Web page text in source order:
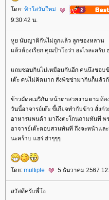
ดย: ฟ้าใสวันใหม่
9:30:42 น.
หูย นับญาติกันไม่ถูกแล้ว ลูกของหลาน
ล้วต้องเรียก คุณป้าโอว่า อะไรละครับ
ถมชอบกินไม่เหมือนกันอีก คนนึงชอบ
เต๊ะ คนไม่คิดมาก สั่งพิซซ่ามากินก็แล้วกั
ข้าวผัดอเมริกัน หน้าตาสวยงามตามท้อ
วันนี้อาจารย์เต๊ะ ขี้เกียจทำกับข้าว สั่ง
อาหารแพนด้า มาถึงตะโกนถามทันที
อาจารย์เต๊ะตอบสวนทันที ถึงจะหน้าแ
นะคร้าบ แฮร่ ฮ่าๆๆๆ
ดย: multiple 5 ธันวาคม 2567
สวัสดีครับพี่โอ